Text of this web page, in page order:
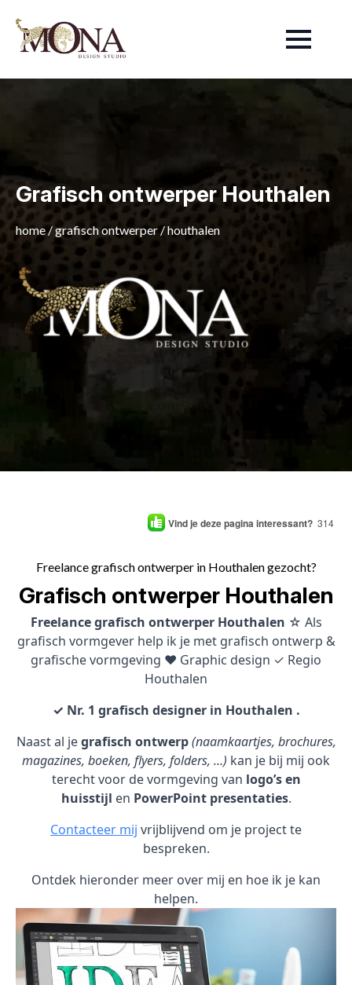
Grafisch ontwerper Houthalen
home /grafisch ontwerper /houthalen
Vind je deze pagina interessant? 314
Freelance grafisch ontwerper in Houthalen gezocht?
Grafisch ontwerper Houthalen
Freelance grafisch ontwerper Houthalen ☆ Als
grafisch vormgever help ik je met grafisch ontwerp &
grafische vormgeving ♥ Graphic design ✓ Regio
Houthalen
✓ Nr. 1 grafisch designer in Houthalen .
Naast al jegrafisch ontwerp (naamkaartjes, brochures,
magazines, boeken, flyers, folders, …) kan je bij mij ook
terecht voor de vormgeving van logo’s en
huisstijl en PowerPoint presentaties.
Contacteer mij vrijblijvend om je project te
bespreken.
Ontdek hieronder meer over mij en hoe ik je kan
helpen.